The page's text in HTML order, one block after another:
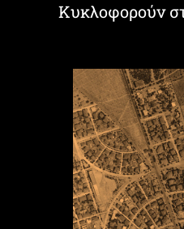
Κυκλοφορούν